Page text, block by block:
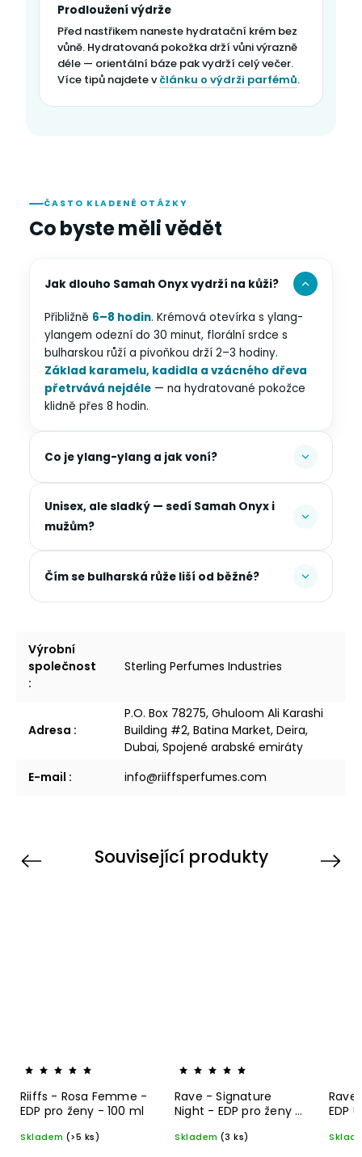
Prodloužení výdrže
Před nastřikem naneste hydratační krém bez
vůně. Hydratovaná pokožka drží vůni výrazně
déle — orientální báze pak vydrží celý večer.
Více tipů najdete včlánku o výdrži parfémů.
ČASTO KLADENÉ OTÁZKY
Co byste měli vědět
Jak dlouho Samah Onyx vydrží na kůži?
Přibližně 6–8 hodin. Krémová otevírka s ylang-
ylangem odezní do 30 minut, florální srdce s
bulharskou růží a pivoňkou drží 2–3 hodiny.
Základ karamelu, kadidla a vzácného dřeva
přetrvává nejdéle — na hydratované pokožce
klidně přes 8 hodin.
Co je ylang-ylang a jak voní?
Unisex, ale sladký — sedí Samah Onyx i
mužům?
Čím se bulharská růže liší od běžné?
Výrobní
společnost
:
Sterling Perfumes Industries
Adresa :
P.O. Box 78275, Ghuloom Ali Karashi
Building #2, Batina Market, Deira,
Dubai, Spojené arabské emiráty
E-mail : info@riiffsperfumes.com
Související produkty
Previous
Riiffs - Rosa Femme -
EDP pro ženy - 100 ml
Skladem (>5 ks)
Rave - Signature
Night - EDP pro ženy -
Skladem (3 ks)
EDP
Next